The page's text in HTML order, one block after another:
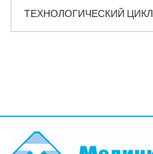
ТЕХНОЛОГИЧЕСКИЙ ЦИКЛ